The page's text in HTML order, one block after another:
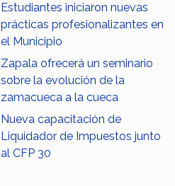
Estudiantes iniciaron nuevas
prácticas profesionalizantes en
el Municipio
Zapala ofrecerá un seminario
sobre la evolución de la
zamacueca a la cueca
Nueva capacitación de
Liquidador de Impuestos junto
al CFP 30